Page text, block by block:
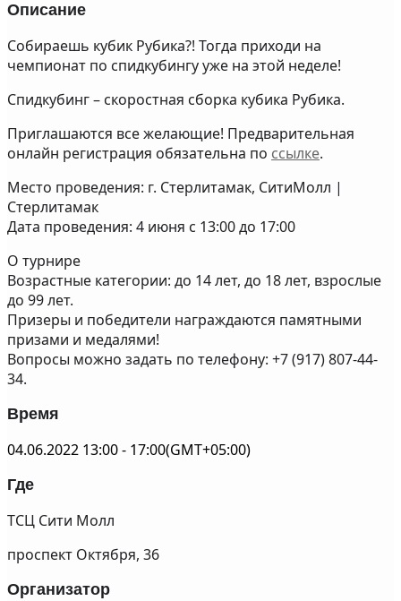
Описание
Собираешь кубик Рубика?! Тогда приходи на
чемпионат по спидкубингу уже на этой неделе!
Спидкубинг – скоростная сборка кубика Рубика.
Приглашаются все желающие! Предварительная
онлайн регистрация обязательна по ссылке.
Место проведения: г. Стерлитамак, СитиМолл |
Стерлитамак
Дата проведения: 4 июня c 13:00 до 17:00
О турнире
Возрастные категории: до 14 лет, до 18 лет, взрослые
до 99 лет.
Призеры и победители награждаются памятными
призами и медалями!
Вопросы можно задать по телефону: +7 (917) 807-44-
34.
Время
04.06.2022 13:00- 17:00(GMT+05:00)
Где
ТСЦ Сити Молл
проспект Октября, 36
Организатор